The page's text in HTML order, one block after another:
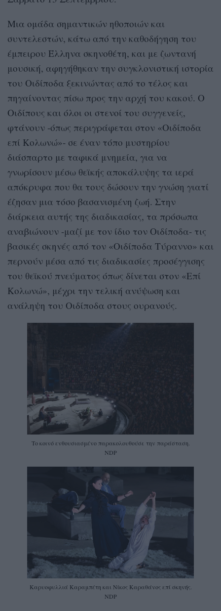
Μια ομάδα σημαντικών ηθοποιών και
συντελεστών, κάτω από την καθοδήγηση του
έμπειρου Έλληνα σκηνοθέτη, και με ζωντανή
μουσική, αφηγήθηκαν την συγκλονιστική ιστορία
του Οιδίποδα ξεκινώντας από το τέλος και
πηγαίνοντας πίσω προς την αρχή του κακού. Ο
Οιδίπους και όλοι οι στενοί του συγγενείς,
φτάνουν -όπως περιγράφεται στον «Οιδίποδα
επί Κολωνώ»- σε έναν τόπο μυστηρίου
διάσπαρτο με ταφικά μνημεία, για να
γνωρίσουν μέσω θεϊκής αποκάλυψης τα ιερά
απόκρυφα που θα τους δώσουν την γνώση γιατί
έζησαν μια τόσο βασανισμένη ζωή. Στην
διάρκεια αυτής της διαδικασίας, τα πρόσωπα
αναβιώνουν -μαζί με τον ίδιο τον Οιδίποδα- τις
βασικές σκηνές από τον «Οιδίποδα Τύραννο» και
περνούν μέσα από τις διαδικασίες προσέγγισης
του θεϊκού πνεύματος όπως δίνεται στον «Επί
Κολωνώ», μέχρι την τελική ανύψωση και
ανάληψη του Οιδίποδα στους ουρανούς.
Το κοινό ενθουσιασμένο παρακολουθούσε την παράσταση.
NDP
Καρυοφυλλιά Καραμπέτη και Νίκος Καραθάνος επί σκηνής.
NDP